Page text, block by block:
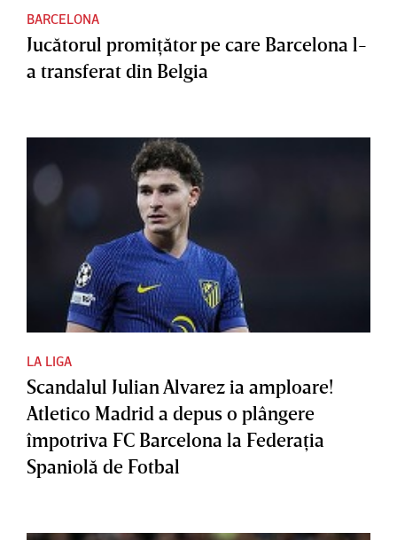
BARCELONA
Jucătorul promiţător pe care Barcelona l-
a transferat din Belgia
LA LIGA
Scandalul Julian Alvarez ia amploare!
Atletico Madrid a depus o plângere
împotriva FC Barcelona la Federaţia
Spaniolă de Fotbal